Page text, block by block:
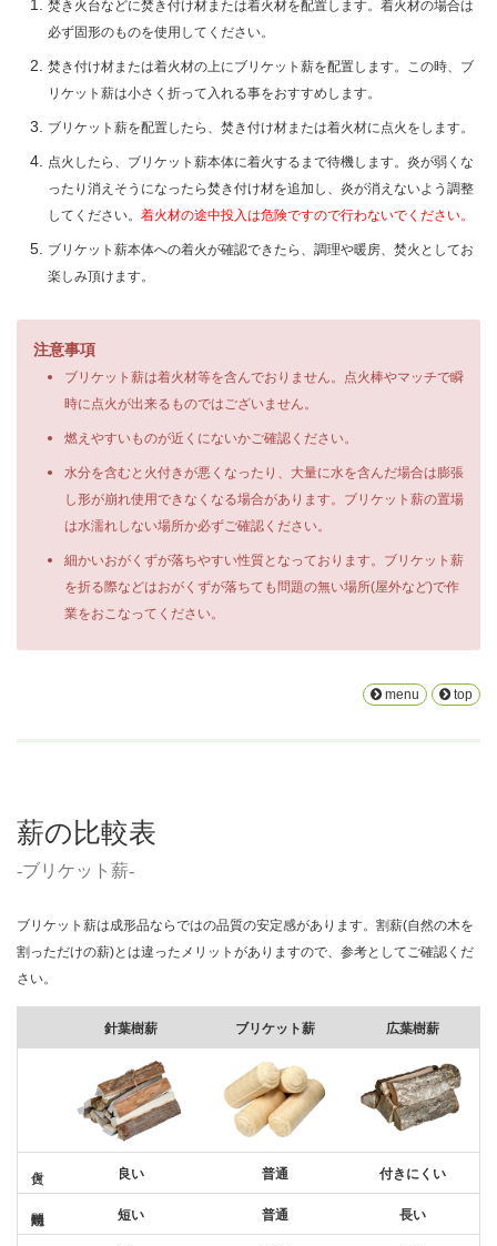
焚き火台などに焚き付け材または着火材を配置します。着火材の場合は
必ず固形のものを使用してください。
焚き付け材または着火材の上にブリケット薪を配置します。この時、ブ
リケット薪は小さく折って入れる事をおすすめします。
ブリケット薪を配置したら、焚き付け材または着火材に点火をします。
点火したら、ブリケット薪本体に着火するまで待機します。炎が弱くな
ったり消えそうになったら焚き付け材を追加し、炎が消えないよう調整
してください。 着火材の途中投入は危険ですので行わないでください。
ブリケット薪本体への着火が確認できたら、調理や暖房、焚火としてお
楽しみ頂けます。
注意事項
ブリケット薪は着火材等を含んでおりません。点火棒やマッチで瞬
時に点火が出来るものではございません。
燃えやすいものが近くにないかご確認ください。
水分を含むと火付きが悪くなったり、大量に水を含んだ場合は膨張
し形が崩れ使用できなくなる場合があります。ブリケット薪の置場
は水濡れしない場所か必ずご確認ください。
細かいおがくずが落ちやすい性質となっております。ブリケット薪
を折る際などはおがくずが落ちても問題の無い場所(屋外など)で作
業をおこなってください。
menu top
薪の比較表
-ブリケット薪-
ブリケット薪は成形品ならではの品質の安定感があります。割薪(自然の木を
割っただけの薪)とは違ったメリットがありますので、参考としてご確認くだ
さい。
針葉樹薪 ブリケット薪 広葉樹薪
火付き 良い 普通 付きにくい
短い 普通 長い